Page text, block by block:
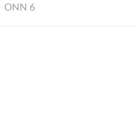
ONN 6